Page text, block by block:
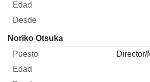
Noriko Otsuka
Director/